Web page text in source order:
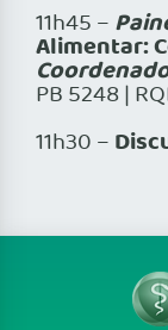
⁠11h45 –
Alimentar:
PB 5248 |
11h30 –